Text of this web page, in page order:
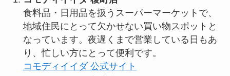
食料品・日用品を扱うスーパーマーケットで、
地域住民にとって欠かせない買い物スポットと
なっています。夜遅くまで営業している日もあ
り、忙しい方にとって便利です。
コモディイイダ 公式サイト